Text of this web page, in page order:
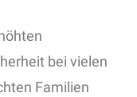
bei vielen
Familien